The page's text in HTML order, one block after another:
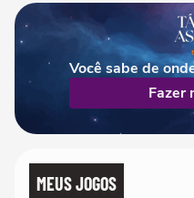
Você sabe de
Fazer
MEUS JOGOS